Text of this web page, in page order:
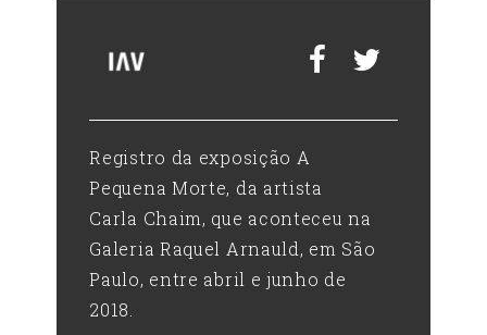
Registro da exposição A
Pequena Morte, da artista
Carla Chaim, que aconteceu na
Galeria Raquel Arnauld, em São
Paulo, entre abril e junho de
2018.